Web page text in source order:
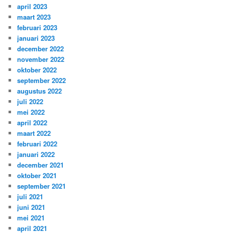
april 2023
maart 2023
februari 2023
januari 2023
december 2022
november 2022
oktober 2022
september 2022
augustus 2022
juli 2022
mei 2022
april 2022
maart 2022
februari 2022
januari 2022
december 2021
oktober 2021
september 2021
juli 2021
juni 2021
mei 2021
april 2021